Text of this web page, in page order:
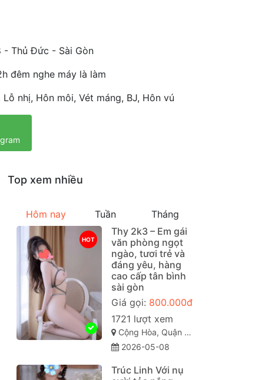
- Thủ Đức - Sài Gòn
đêm nghe máy là làm
Lỗ nhị, Hôn môi, Vét máng, BJ, Hôn vú
Top xem nhiều
Hôm nay Tuần Tháng
HOT
Thy 2k3 – Em gái
văn phòng ngọt
ngào, tươi trẻ và
đáng yêu, hàng
cao cấp tân bình
sài gòn
Giá gọi: 800.000đ
1721 lượt xem
Cộng Hòa, Quận Tân Bình Sài Gòn ( TP. Hồ Chí Minh )
2026-05-08
Trúc Linh Với nụ